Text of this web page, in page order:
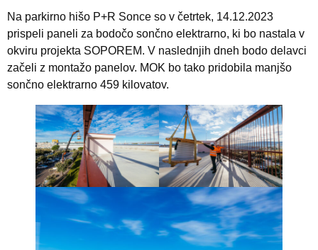
Na parkirno hišo P+R Sonce so v četrtek, 14.12.2023
prispeli paneli za bodočo sončno elektrarno, ki bo nastala v
okviru projekta SOPOREM. V naslednjih dneh bodo delavci
začeli z montažo panelov. MOK bo tako pridobila manjšo
sončno elektrarno 459 kilovatov.